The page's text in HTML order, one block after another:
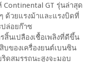
GT รุ่นล่าสุด
ด้วยแรงม้าและแรงบิดที่
ล่อยก๊าซ
นเปลืองเชื้อเพลิงที่ดีขึ้น
ของเครื่องยนต์เบนซิน
ดสมรรถนะสูงจะมอบ